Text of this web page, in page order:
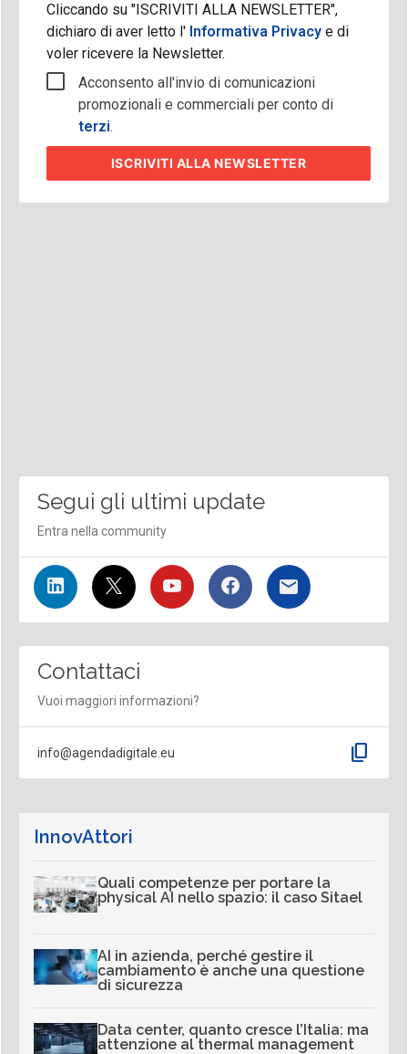
Cliccando su "ISCRIVITI ALLA NEWSLETTER",
dichiaro di aver letto l'Informativa Privacy e di
voler ricevere la Newsletter.
Acconsento all'invio di comunicazioni
promozionali e commerciali per conto di
terzi.
ISCRIVITI ALLA NEWSLETTER
Segui gli ultimi update
Entra nella community
Contattaci
Vuoi maggiori informazioni?
info@agendadigitale.eu content_copy
InnovAttori
Quali competenze per portare la
physical AI nello spazio: il caso Sitael
AI in azienda, perché gestire il
cambiamento è anche una questione
di sicurezza
Data center, quanto cresce l’Italia: ma
attenzione al thermal management